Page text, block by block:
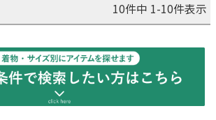
10件中 1-10件表示
〜
検索